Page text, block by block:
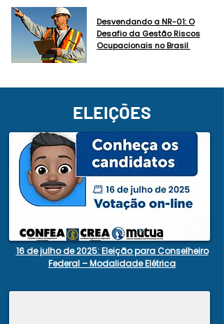
Desvendando a NR-01: O
Desafio da Gestão Riscos
Ocupacionais no Brasil
ELEIÇÕES
16 de julho de 2025: Eleição para Conselheiro
Federal – Modalidade Elétrica